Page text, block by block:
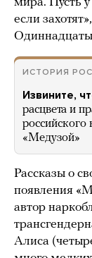
если
ИСТОРИЯ
Извините,
расцвета и
российского
«Медузой»
Рассказы о
появления
автор
Алиса